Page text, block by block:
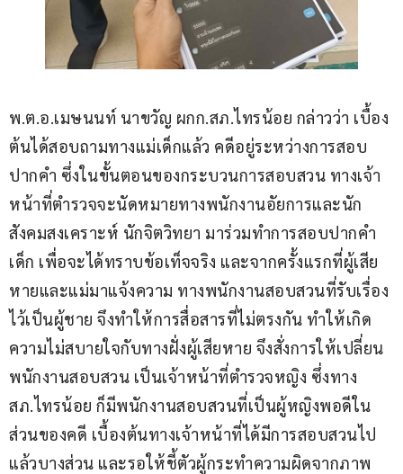
พ.ต.อ.เมษนนท์ นาขวัญ ผกก.สภ.ไทรน้อย กล่าวว่า เบื้อง
ต้นได้สอบถามทางแม่เด็กแล้ว คดีอยู่ระหว่างการสอบ
ปากคำ ซึ่งในขั้นตอนของกระบวนการสอบสวน ทางเจ้า
หน้าที่ตำรวจจะนัดหมายทางพนักงานอัยการและนัก
สังคมสงเคราะห์ นักจิตวิทยา มาร่วมทำการสอบปากคำ
เด็ก เพื่อจะได้ทราบข้อเท็จจริง และจากครั้งแรกที่ผู้เสีย
หายและแม่มาแจ้งความ ทางพนักงานสอบสวนที่รับเรื่อง
ไว้เป็นผู้ชาย จึงทำให้การสื่อสารที่ไม่ตรงกัน ทำให้เกิด
ความไม่สบายใจกับทางฝั่งผู้เสียหาย จึงสั่งการให้เปลี่ยน
พนักงานสอบสวน เป็นเจ้าหน้าที่ตำรวจหญิง ซึ่งทาง
สภ.ไทรน้อย ก็มีพนักงานสอบสวนที่เป็นผู้หญิงพอดีใน
ส่วนของคดี เบื้องต้นทางเจ้าหน้าที่ได้มีการสอบสวนไป
แล้วบางส่วน และรอให้ชี้ตัวผู้กระทำความผิดจากภาพ